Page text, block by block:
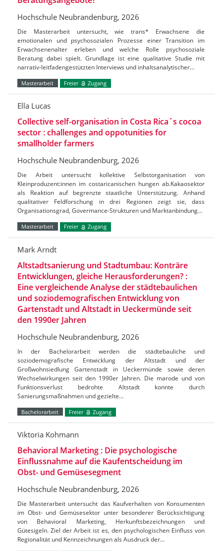
Hochschule Neubrandenburg, 2026
Die Masterarbeit untersucht, wie trans* Erwachsene die
emotionalen und psychosozialen Prozesse einer Transition im
Erwachsenenalter erleben und welche Rolle psychosoziale
Beratung dabei spielt. Grundlage ist eine qualitative Studie mit
narrativ-leitfadengestützten Interviews und inhaltsanalytischer…
Masterarbeit Freier Zugang
Ella Lucas
Collective self-organisation in Costa Rica´s cocoa
sector : challenges and oppotunities for
smallholder farmers
Hochschule Neubrandenburg, 2026
Die Arbeit untersucht kollektive Selbstorganisation von
Kleinproduzent:innen im costaricanischen hungen ab.Kakaosektor
als Reaktion auf begrenzte staatliche Unterstützung. Anhand
qualitativer Feldforschung in drei Regionen zeigt sie, dass
Organisationsgrad, Govermance-Strukturen und Marktanbindung…
Masterarbeit Freier Zugang
Mark Arndt
Altstadtsanierung und Stadtumbau: Konträre
Entwicklungen, gleiche Herausforderungen? :
Eine vergleichende Analyse der städtebaulichen
und soziodemografischen Entwicklung von
Gartenstadt und Altstadt in Ueckermünde seit
den 1990er Jahren
Hochschule Neubrandenburg, 2026
In der Bachelorarbeit werden die städtebauliche und
soziodemografische Entwicklung der Altstadt und der
Großwohnsiedlung Gartenstadt in Ueckermünde sowie deren
Wechselwirkungen seit den 1990er Jahren. Die marode und von
Funktionsverlust bedrohte Altstadt konnte durch
Sanierungsmaßnahmen und gezielte…
Bachelorarbeit Freier Zugang
Viktoria Kohmann
Behavioral Marketing : Die psychologische
Einflussnahme auf die Kaufentscheidung im
Obst- und Gemüsesegment
Hochschule Neubrandenburg, 2026
Die Masterarbeit untersucht das Kaufverhalten von Konsumenten
im Obst- und Gemüsesektor unter besonderer Berücksichtigung
von Behavioral Marketing, Herkunftsbezeichnungen und
Gütesigeln. Ziel der Arbeit ist es, den psychologischen Einfluss von
Regionalität und Kennzeichnungen als Ausdruck der…